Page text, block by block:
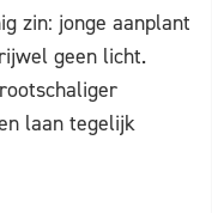
zin: jonge aanplant
geen licht.
laan tegelijk